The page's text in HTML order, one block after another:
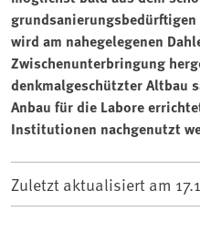
grundsanierungsbedürftigen
wird am nahegelegenen
Zwischenunterbringung
denkmalgeschützter Altbau
Anbau für die Labore
Institutionen nachgenutzt
Zuletzt aktualisiert am